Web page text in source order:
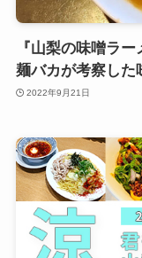
『山梨の味噌ラ
麺バカが考察した
2022年9月21日